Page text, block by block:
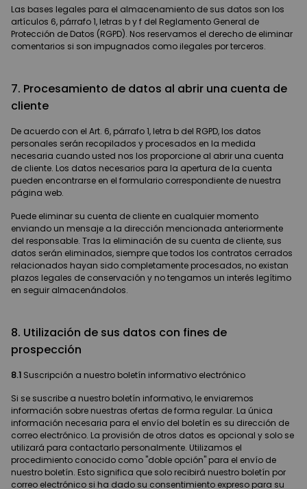
Las bases legales para el almacenamiento de sus datos son los
artículos 6, párrafo 1, letras b y f del Reglamento General de
Protección de Datos (RGPD). Nos reservamos el derecho de eliminar
comentarios si son impugnados como ilegales por terceros.
7. Procesamiento de datos al abrir una cuenta de
cliente
De acuerdo con el Art. 6, párrafo 1, letra b del RGPD, los datos
personales serán recopilados y procesados en la medida
necesaria cuando usted nos los proporcione al abrir una cuenta
de cliente. Los datos necesarios para la apertura de la cuenta
pueden encontrarse en el formulario correspondiente de nuestra
página web.
Puede eliminar su cuenta de cliente en cualquier momento
enviando un mensaje a la dirección mencionada anteriormente
del responsable. Tras la eliminación de su cuenta de cliente, sus
datos serán eliminados, siempre que todos los contratos cerrados
relacionados hayan sido completamente procesados, no existan
plazos legales de conservación y no tengamos un interés legítimo
en seguir almacenándolos.
8. Utilización de sus datos con fines de
prospección
8.1 Suscripción a nuestro boletín informativo electrónico
Si se suscribe a nuestro boletín informativo, le enviaremos
información sobre nuestras ofertas de forma regular. La única
información necesaria para el envío del boletín es su dirección de
correo electrónico. La provisión de otros datos es opcional y solo se
utilizará para contactarlo personalmente. Utilizamos el
procedimiento conocido como "doble opción" para el envío de
nuestro boletín. Esto significa que solo recibirá nuestro boletín por
correo electrónico si ha dado su consentimiento expreso para su